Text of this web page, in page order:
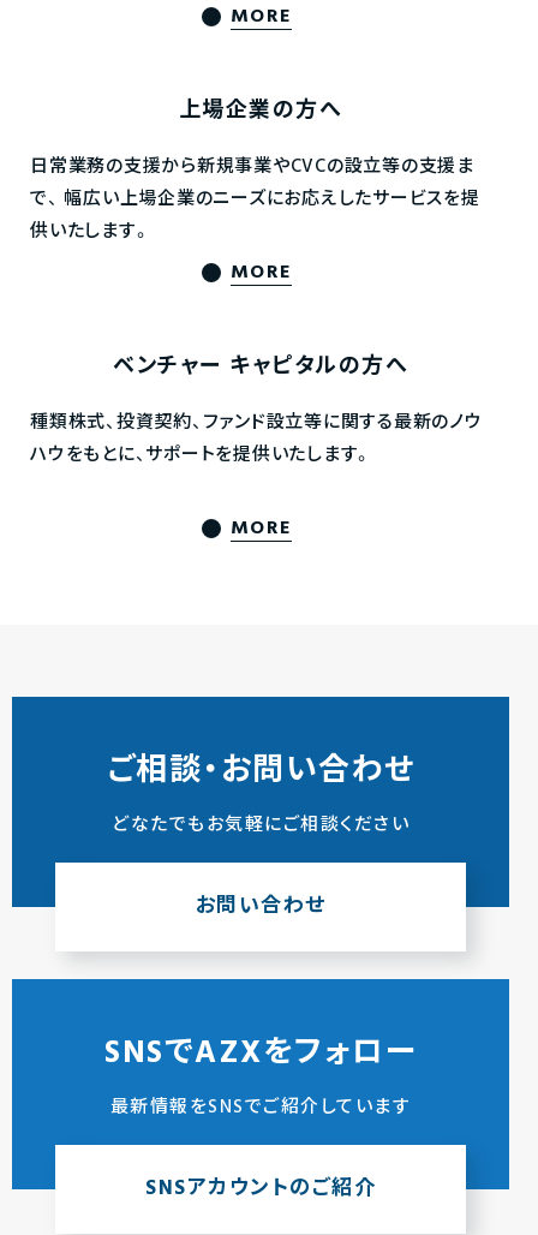
MORE
上場企業の方へ
日常業務の支援から新規事業やCVCの設立等の支援ま
で、 幅広い上場企業のニーズにお応えしたサービスを提
供いたします。
MORE
ベンチャー キャピタルの方へ
種類株式、投資契約、ファンド設立等に関する最新のノウ
ハウをもとに、サポートを提供いたします。
MORE
ご相談・お問い合わせ
どなたでもお気軽にご相談ください
お問い合わせ
SNSでAZXをフォロー
最新情報をSNSでご紹介しています
SNSアカウントのご紹介